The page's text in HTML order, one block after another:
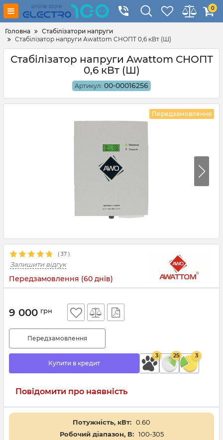
0
Головна
Стабілізатори напруги
Стабілізатор напруги Awattom СНОПТ 0,6 кВт (Ш)
Стабілізатор напруги Awattom СНОПТ
0,6 кВт (Ш)
Артикул: 00-00016256
Передзамовлення
( 37 )
Залишити відгук
Передзамовлення (60 днів)
9 000 грн
Передзамовлення
Купити в кредит
3 25 3
Повідомити про наявність
Потужність, кВт: 0.60
Робочий діапазон, В: 100-305